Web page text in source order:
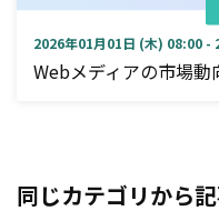
2026年01月01日 (木) 08:00 -
Webメディアの市場
同じカテゴリから